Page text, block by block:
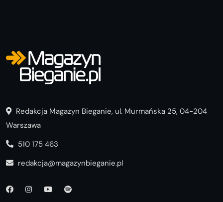
Redakcja Magazyn Bieganie, ul. Murmańska 25, 04-204
Warszawa
510 175 463
redakcja@magazynbieganie.pl